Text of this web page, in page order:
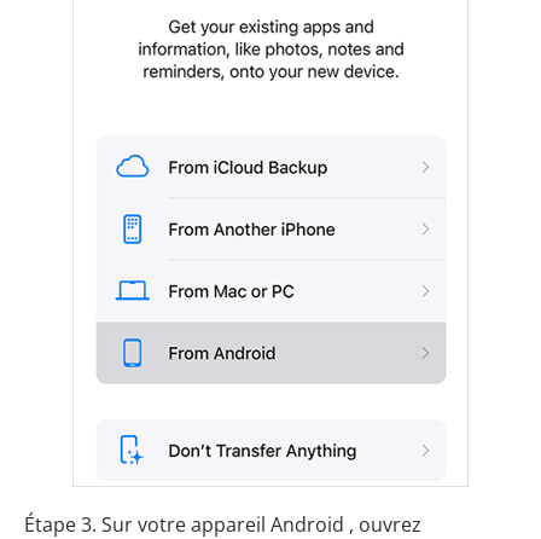
Étape 3. Sur votre appareil Android , ouvrez